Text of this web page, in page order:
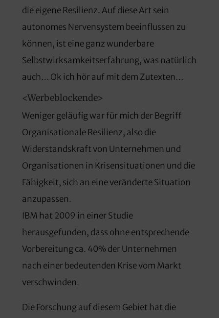
die eigene Resilienz. Auf diese Art sein
autonomes Nervensystem beeinflussen zu
können, ist eine ganz wunderbare
Selbstwirksamkeitserfahrung, was natürlich
auch… Ok ich hör auf mit dem Zutexten…
<Werbeblockende>
Weniger geläufig war für mich der Begriff
Organisationale Resilienz, also die
Widerstandskraft von Unternehmen und
Organisationen in Krisensituationen und die
Fähigkeit, sich an eine veränderte Situation
anzupassen.
IBM hat 2009 in einer Studie
herausgefunden, dass ohne entsprechende
Vorbereitung ca. 40% der Unternehmen
nach einer bedeutenden Krise vom Markt
verschwinden.
Die Forschung auf diesem Gebiet hat die